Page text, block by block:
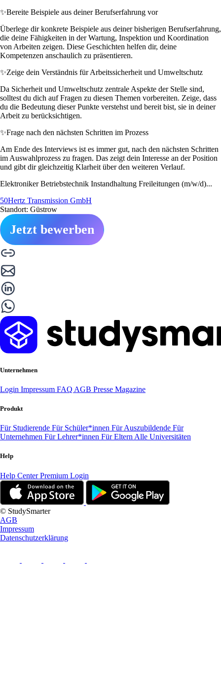
✨Bereite Beispiele aus deiner Berufserfahrung vor
Überlege dir konkrete Beispiele aus deiner bisherigen Berufserfahrung,
die deine Fähigkeiten in der Wartung, Inspektion und Koordination
von Arbeiten zeigen. Diese Geschichten helfen dir, deine
Kompetenzen anschaulich zu präsentieren.
✨Zeige dein Verständnis für Arbeitssicherheit und Umweltschutz
Da Sicherheit und Umweltschutz zentrale Aspekte der Stelle sind,
solltest du dich auf Fragen zu diesen Themen vorbereiten. Zeige, dass
du die Bedeutung dieser Punkte verstehst und bereit bist, sie in deiner
Arbeit zu berücksichtigen.
✨Frage nach den nächsten Schritten im Prozess
Am Ende des Interviews ist es immer gut, nach den nächsten Schritten
im Auswahlprozess zu fragen. Das zeigt dein Interesse an der Position
und gibt dir gleichzeitig Klarheit über den weiteren Verlauf.
Elektroniker Betriebstechnik Instandhaltung Freileitungen (m/w/d)...
50Hertz Transmission GmbH
Standort: Güstrow
Jetzt bewerben
Unternehmen
Login Impressum FAQ AGB Presse Magazine
Produkt
Für Studierende Für Schüler*innen Für Auszubildende Für
Unternehmen Für Lehrer*innen Für Eltern Alle Universitäten
Help
Help CenterPremium Login
© StudySmarter
AGB
Impressum
Datenschutzerklärung